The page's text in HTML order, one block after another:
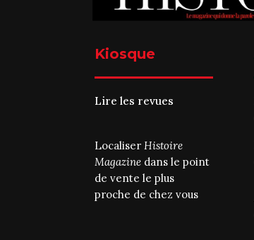
Kiosque
Lire les revues
Localiser Histoire
Magazine dans le point
de vente le plus
proche de chez vous